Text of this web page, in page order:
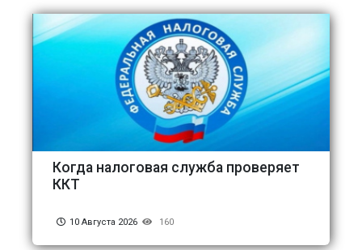
Когда налоговая служба проверяет
ККТ
10 Августа 2026 160